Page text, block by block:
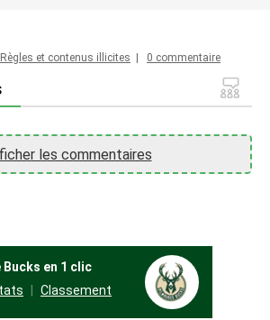
Règles et contenus illicites 0 commentaire
les commentaires
Bucks en 1 clic
Classement